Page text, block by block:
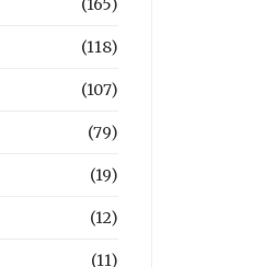
(165)
(118)
(107)
(79)
(19)
(12)
(11)